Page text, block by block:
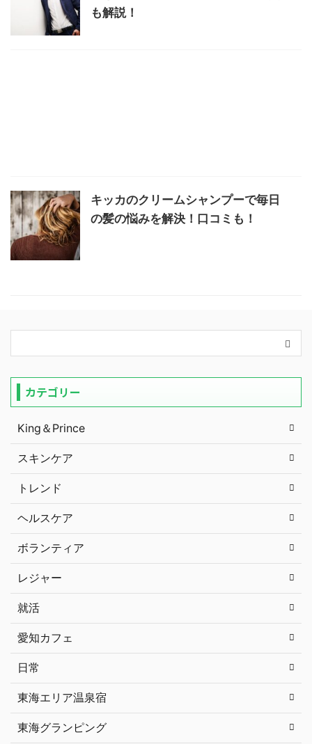
も解説！
キッカのクリームシャンプーで毎日
の髪の悩みを解決！口コミも！
カテゴリー
King＆Prince
スキンケア
トレンド
ヘルスケア
ボランティア
レジャー
就活
愛知カフェ
日常
東海エリア温泉宿
東海グランピング